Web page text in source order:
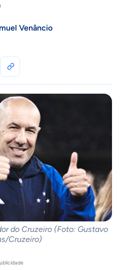
Venâncio
do Cruzeiro (Foto: Gustavo
Cruzeiro)